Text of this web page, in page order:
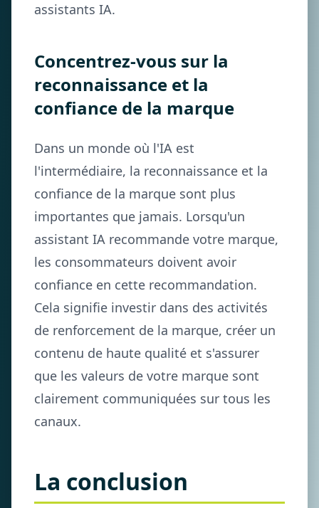
assistants IA.
Concentrez-vous sur la
reconnaissance et la
confiance de la marque
Dans un monde où l'IA est
l'intermédiaire, la reconnaissance et la
confiance de la marque sont plus
importantes que jamais. Lorsqu'un
assistant IA recommande votre marque,
les consommateurs doivent avoir
confiance en cette recommandation.
Cela signifie investir dans des activités
de renforcement de la marque, créer un
contenu de haute qualité et s'assurer
que les valeurs de votre marque sont
clairement communiquées sur tous les
canaux.
La conclusion